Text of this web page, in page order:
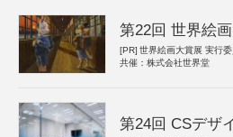
第22回 世界絵
[PR] 世界絵画大賞展 実行
共催：株式会社世界堂
第24回 CSデザ